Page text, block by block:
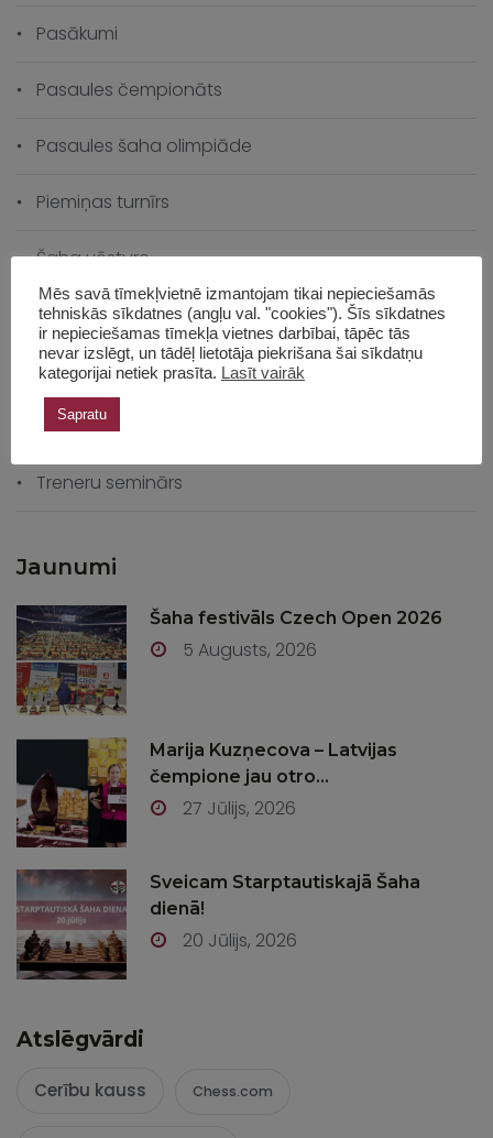
Pasākumi
Pasaules čempionāts
Pasaules šaha olimpiāde
Piemiņas turnīrs
Šaha vēsture
Šahs izaugsmei
Skolas čempionāts
Skolas vēsture
Treneru seminārs
Jaunumi
Šaha festivāls Czech Open 2026
5 Augusts, 2026
Marija Kuzņecova – Latvijas
čempione jau otro...
27 Jūlijs, 2026
Sveicam Starptautiskajā Šaha
dienā!
20 Jūlijs, 2026
Atslēgvārdi
Cerību kauss Chess.com
Mēs savā tīmekļvietnē izmantojam tikai nepieciešamās
tehniskās sīkdatnes (angļu val. "cookies"). Šīs sīkdatnes
ir nepieciešamas tīmekļa vietnes darbībai, tāpēc tās
nevar izslēgt, un tādēļ lietotāja piekrišana šai sīkdatņu
kategorijai netiek prasīta. Lasīt vairāk
Sapratu